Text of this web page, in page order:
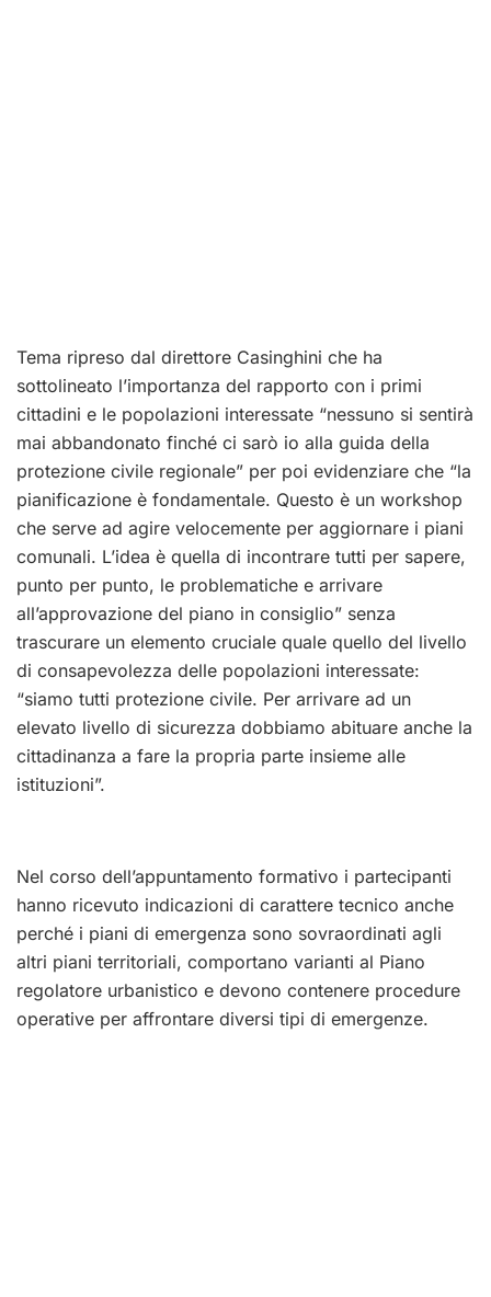
Tema ripreso dal direttore Casinghini che ha
sottolineato l’importanza del rapporto con i primi
cittadini e le popolazioni interessate “nessuno si sentirà
mai abbandonato finché ci sarò io alla guida della
protezione civile regionale” per poi evidenziare che “la
pianificazione è fondamentale. Questo è un workshop
che serve ad agire velocemente per aggiornare i piani
comunali. L’idea è quella di incontrare tutti per sapere,
punto per punto, le problematiche e arrivare
all’approvazione del piano in consiglio” senza
trascurare un elemento cruciale quale quello del livello
di consapevolezza delle popolazioni interessate:
“siamo tutti protezione civile. Per arrivare ad un
elevato livello di sicurezza dobbiamo abituare anche la
cittadinanza a fare la propria parte insieme alle
istituzioni”.
Nel corso dell’appuntamento formativo i partecipanti
hanno ricevuto indicazioni di carattere tecnico anche
perché i piani di emergenza sono sovraordinati agli
altri piani territoriali, comportano varianti al Piano
regolatore urbanistico e devono contenere procedure
operative per affrontare diversi tipi di emergenze.